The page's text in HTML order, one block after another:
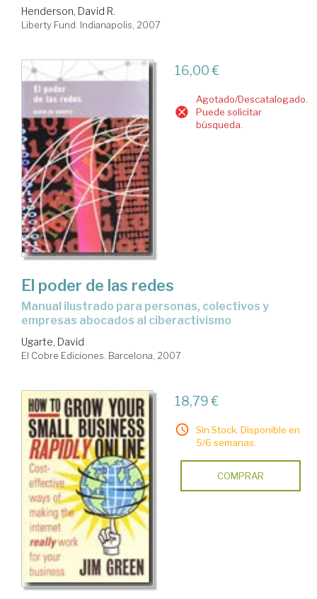
Henderson, David R.
Liberty Fund. Indianapolis, 2007
16,00 €
Agotado/Descatalogado.
Puede solicitar
búsqueda.
El poder de las redes
Manual ilustrado para personas, colectivos y
empresas abocados al ciberactivismo
Ugarte, David
El Cobre Ediciones. Barcelona, 2007
18,79 €
Sin Stock. Disponible en
5/6 semanas.
COMPRAR